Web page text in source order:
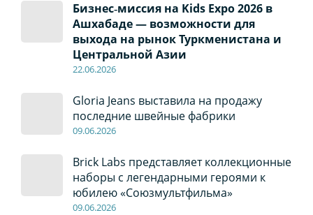
Бизнес‑миссия на Kids Expo 2026 в
Ашхабаде — возможности для
выхода на рынок Туркменистана и
Центральной Азии
22.06.2026
Gloria Jeans выставила на продажу
последние швейные фабрики
09.06.2026
Brick Labs представляет коллекционные
наборы с легендарными героями к
юбилею «Союзмультфильма»
09.06.2026